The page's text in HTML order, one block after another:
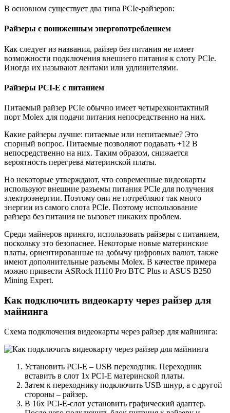
В основном существует два типа PCIe-райзеров:
Райзеры с пониженным энергопотреблением
Как следует из названия, райзер без питания не имеет
возможности подключения внешнего питания к слоту PCIe.
Иногда их называют лентами или удлинителями.
Райзеры PCI-E с питанием
Питаемый райзер PCIe обычно имеет четырехконтактный
порт Molex для подачи питания непосредственно на них.
Какие райзеры лучше: питаемые или непитаемые? Это
спорный вопрос. Питаемые позволяют подавать +12 В
непосредственно на них. Таким образом, снижается
вероятность перегрева материнской платы.
Но некоторые утверждают, что современные видеокарты
используют внешние разъемы питания PCIe для получения
электроэнергии. Поэтому они не потребляют так много
энергии из самого слота PCIe. Поэтому использование
райзера без питания не вызовет никаких проблем.
Среди майнеров принято, использовать райзеры с питанием,
поскольку это безопаснее. Некоторые новые материнские
платы, ориентированные на добычу цифровых валют, также
имеют дополнительные разъемы Molex. В качестве примера
можно привести ASRock H110 Pro BTC Plus и ASUS B250
Mining Expert.
Как подключить видеокарту через райзер для
майнинга
Схема подключения видеокарты через райзер для майнинга:
Установить PCI-E – USB переходник. Переходник
вставить в слот 1x PCI-E материнской платы.
Затем к переходнику подключить USB шнур, а с другой
стороны – райзер.
В 16х PCI-E-слот установить графический адаптер.